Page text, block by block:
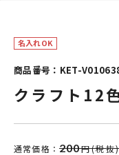
名入れOK
商品番号：KET-
クラフト12
通常価格： 200円(税抜)